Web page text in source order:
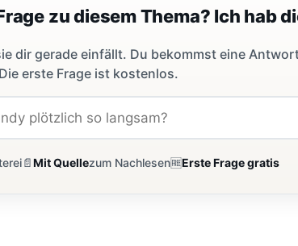
zu diesem Thema? Ich hab
dir gerade einfällt. Du bekommst eine
erste Frage ist kostenlos.
📄Mit Quellezum Nachlesen🆓Erste Frage gratis